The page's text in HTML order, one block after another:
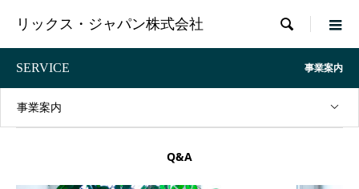
リックス・ジャパン株式会社 
SERVICE 事業案内
事業案内
Q&A